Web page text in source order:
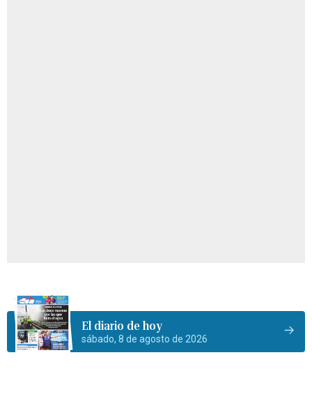
El diario de hoy
sábado, 8 de agosto de 2026